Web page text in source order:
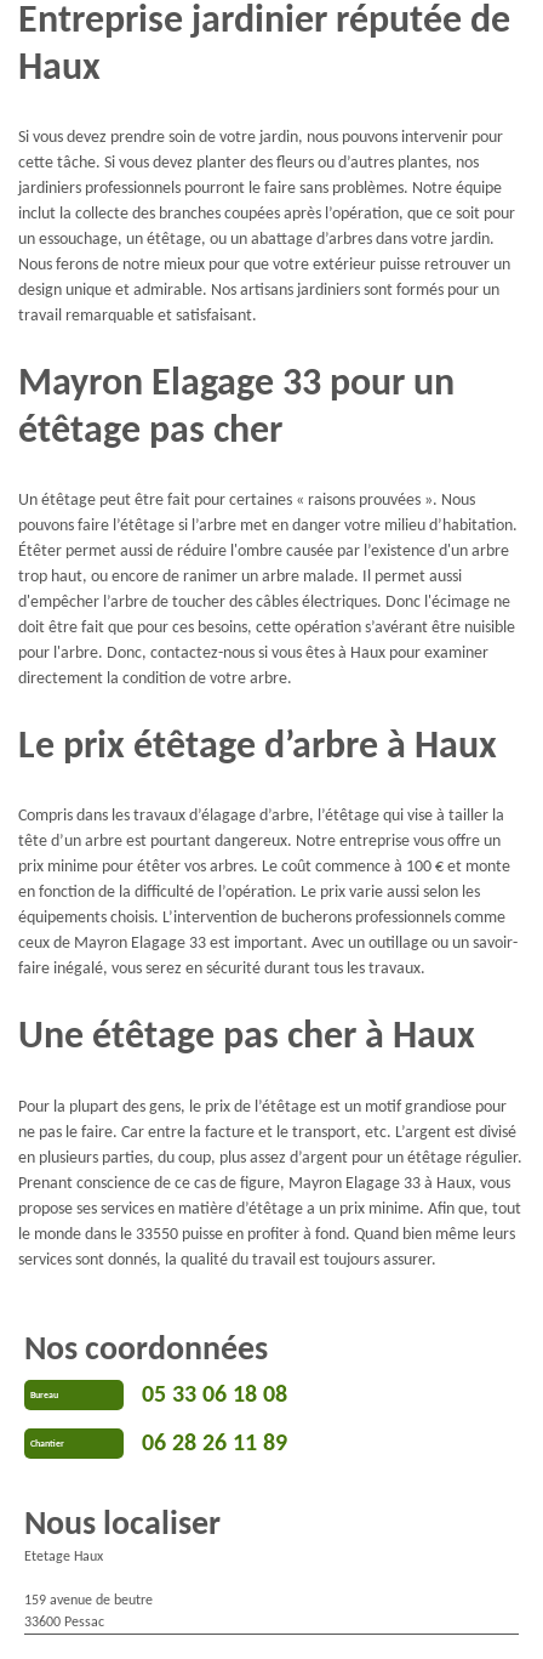
Entreprise jardinier réputée de
Haux
Si vous devez prendre soin de votre jardin, nous pouvons intervenir pour
cette tâche. Si vous devez planter des fleurs ou d’autres plantes, nos
jardiniers professionnels pourront le faire sans problèmes. Notre équipe
inclut la collecte des branches coupées après l’opération, que ce soit pour
un essouchage, un étêtage, ou un abattage d’arbres dans votre jardin.
Nous ferons de notre mieux pour que votre extérieur puisse retrouver un
design unique et admirable. Nos artisans jardiniers sont formés pour un
travail remarquable et satisfaisant.
Mayron Elagage 33 pour un
étêtage pas cher
Un étêtage peut être fait pour certaines « raisons prouvées ». Nous
pouvons faire l’étêtage si l’arbre met en danger votre milieu d’habitation.
Étêter permet aussi de réduire l'ombre causée par l’existence d'un arbre
trop haut, ou encore de ranimer un arbre malade. Il permet aussi
d'empêcher l’arbre de toucher des câbles électriques. Donc l'écimage ne
doit être fait que pour ces besoins, cette opération s’avérant être nuisible
pour l'arbre. Donc, contactez-nous si vous êtes à Haux pour examiner
directement la condition de votre arbre.
Le prix étêtage d’arbre à Haux
Compris dans les travaux d’élagage d’arbre, l’étêtage qui vise à tailler la
tête d’un arbre est pourtant dangereux. Notre entreprise vous offre un
prix minime pour étêter vos arbres. Le coût commence à 100 € et monte
en fonction de la difficulté de l’opération. Le prix varie aussi selon les
équipements choisis. L’intervention de bucherons professionnels comme
ceux de Mayron Elagage 33 est important. Avec un outillage ou un savoir-
faire inégalé, vous serez en sécurité durant tous les travaux.
Une étêtage pas cher à Haux
Pour la plupart des gens, le prix de l’étêtage est un motif grandiose pour
ne pas le faire. Car entre la facture et le transport, etc. L’argent est divisé
en plusieurs parties, du coup, plus assez d’argent pour un étêtage régulier.
Prenant conscience de ce cas de figure, Mayron Elagage 33 à Haux, vous
propose ses services en matière d’étêtage a un prix minime. Afin que, tout
le monde dans le 33550 puisse en profiter à fond. Quand bien même leurs
services sont donnés, la qualité du travail est toujours assurer.
Nos coordonnées
Bureau 05 33 06 18 08
Chantier 06 28 26 11 89
Nous localiser
Etetage Haux
159 avenue de beutre
33600 Pessac